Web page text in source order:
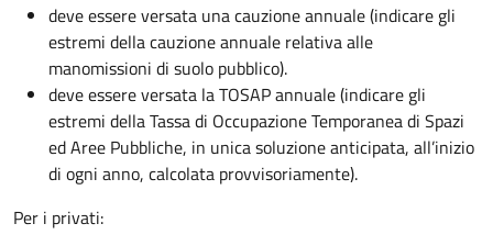
deve essere versata una cauzione annuale (indicare gli
estremi della cauzione annuale relativa alle
manomissioni di suolo pubblico).
deve essere versata la TOSAP annuale (indicare gli
estremi della Tassa di Occupazione Temporanea di Spazi
ed Aree Pubbliche, in unica soluzione anticipata, all’inizio
di ogni anno, calcolata provvisoriamente).
Per i privati: